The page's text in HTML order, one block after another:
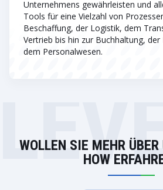
Unternehmens gewährleisten und
Tools für eine Vielzahl von
Beschaffung, der Logistik, dem
Vertrieb bis hin zur Buchhaltung,
dem Personalwesen.
WOLLEN SIE MEHR ÜBER
HOW